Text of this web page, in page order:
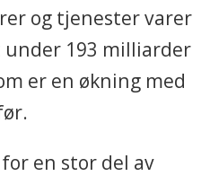
og tjenester varer
193 milliarder
er en økning med
en stor del av